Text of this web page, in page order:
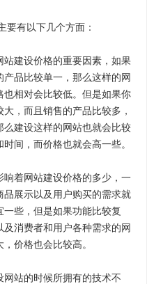
要有以下几个方面：
建设价格的重要因素，如果
品比较单一，那么这样的网
相对会比较低。但是如果你
，而且销售的产品比较多，
建设这样的网站也就会比较
间，而价格也就会高一些。
着网站建设价格的多少，一
展示以及用户购买的需求就
些，但是如果功能比较复
消费者和用户各种需求的网
价格也会比较高。
站的时候所拥有的技术不